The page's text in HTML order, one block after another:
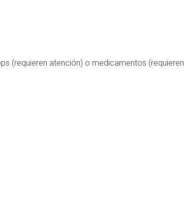
(requieren atención) o medicamentos (requieren